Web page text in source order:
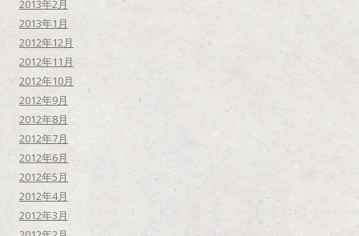
2013年2月
2013年1月
2012年12月
2012年11月
2012年10月
2012年9月
2012年8月
2012年7月
2012年6月
2012年5月
2012年4月
2012年3月